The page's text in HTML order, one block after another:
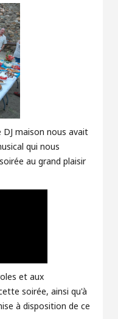
maison nous avait
qui nous
au grand plaisir
et aux
soirée, ainsi qu'à
à disposition de ce